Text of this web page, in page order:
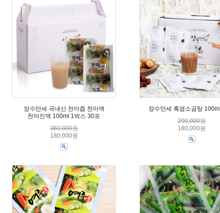
장수만세 국내산 천마즙 천마액
천마진액 100ml 1박스 30포
360,000원
180,000원
장수만세 흑염소곰탕
200,000원
180,000원